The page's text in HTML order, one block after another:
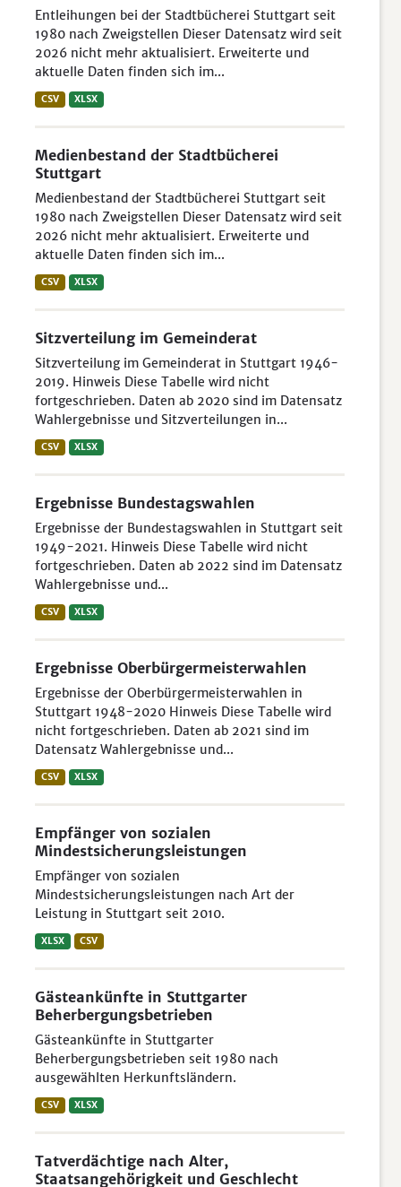
Entleihungen bei der Stadtbücherei Stuttgart seit
1980 nach Zweigstellen Dieser Datensatz wird seit
2026 nicht mehr aktualisiert. Erweiterte und
aktuelle Daten finden sich im...
CSV XLSX
Medienbestand der Stadtbücherei
Stuttgart
Medienbestand der Stadtbücherei Stuttgart seit
1980 nach Zweigstellen Dieser Datensatz wird seit
2026 nicht mehr aktualisiert. Erweiterte und
aktuelle Daten finden sich im...
CSV XLSX
Sitzverteilung im Gemeinderat
Sitzverteilung im Gemeinderat in Stuttgart 1946-
2019. Hinweis Diese Tabelle wird nicht
fortgeschrieben. Daten ab 2020 sind im Datensatz
Wahlergebnisse und Sitzverteilungen in...
CSV XLSX
Ergebnisse Bundestagswahlen
Ergebnisse der Bundestagswahlen in Stuttgart seit
1949-2021. Hinweis Diese Tabelle wird nicht
fortgeschrieben. Daten ab 2022 sind im Datensatz
Wahlergebnisse und...
CSV XLSX
Ergebnisse Oberbürgermeisterwahlen
Ergebnisse der Oberbürgermeisterwahlen in
Stuttgart 1948-2020 Hinweis Diese Tabelle wird
nicht fortgeschrieben. Daten ab 2021 sind im
Datensatz Wahlergebnisse und...
CSV XLSX
Empfänger von sozialen
Mindestsicherungsleistungen
Empfänger von sozialen
Mindestsicherungsleistungen nach Art der
Leistung in Stuttgart seit 2010.
XLSX CSV
Gästeankünfte in Stuttgarter
Beherbergungsbetrieben
Gästeankünfte in Stuttgarter
Beherbergungsbetrieben seit 1980 nach
ausgewählten Herkunftsländern.
CSV XLSX
Tatverdächtige nach Alter,
Staatsangehörigkeit und Geschlecht